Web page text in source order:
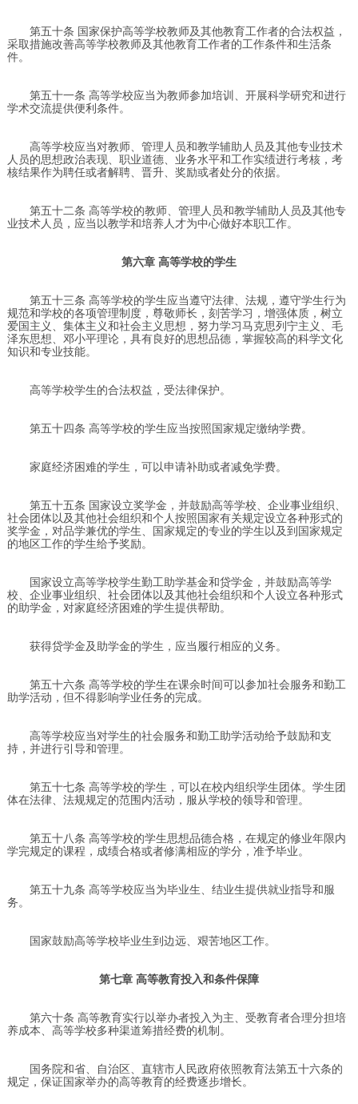
第五十条 国家保护高等学校教师及其他教育工作者的合法权益，
采取措施改善高等学校教师及其他教育工作者的工作条件和生活条
件。
第五十一条 高等学校应当为教师参加培训、开展科学研究和进行
学术交流提供便利条件。
高等学校应当对教师、管理人员和教学辅助人员及其他专业技术
人员的思想政治表现、职业道德、业务水平和工作实绩进行考核，考
核结果作为聘任或者解聘、晋升、奖励或者处分的依据。
第五十二条 高等学校的教师、管理人员和教学辅助人员及其他专
业技术人员，应当以教学和培养人才为中心做好本职工作。
第六章 高等学校的学生
第五十三条 高等学校的学生应当遵守法律、法规，遵守学生行为
规范和学校的各项管理制度，尊敬师长，刻苦学习，增强体质，树立
爱国主义、集体主义和社会主义思想，努力学习马克思列宁主义、毛
泽东思想、邓小平理论，具有良好的思想品德，掌握较高的科学文化
知识和专业技能。
高等学校学生的合法权益，受法律保护。
第五十四条 高等学校的学生应当按照国家规定缴纳学费。
家庭经济困难的学生，可以申请补助或者减免学费。
第五十五条 国家设立奖学金，并鼓励高等学校、企业事业组织、
社会团体以及其他社会组织和个人按照国家有关规定设立各种形式的
奖学金，对品学兼优的学生、国家规定的专业的学生以及到国家规定
的地区工作的学生给予奖励。
国家设立高等学校学生勤工助学基金和贷学金，并鼓励高等学
校、企业事业组织、社会团体以及其他社会组织和个人设立各种形式
的助学金，对家庭经济困难的学生提供帮助。
获得贷学金及助学金的学生，应当履行相应的义务。
第五十六条 高等学校的学生在课余时间可以参加社会服务和勤工
助学活动，但不得影响学业任务的完成。
高等学校应当对学生的社会服务和勤工助学活动给予鼓励和支
持，并进行引导和管理。
第五十七条 高等学校的学生，可以在校内组织学生团体。学生团
体在法律、法规规定的范围内活动，服从学校的领导和管理。
第五十八条 高等学校的学生思想品德合格，在规定的修业年限内
学完规定的课程，成绩合格或者修满相应的学分，准予毕业。
第五十九条 高等学校应当为毕业生、结业生提供就业指导和服
务。
国家鼓励高等学校毕业生到边远、艰苦地区工作。
第七章 高等教育投入和条件保障
第六十条 高等教育实行以举办者投入为主、受教育者合理分担培
养成本、高等学校多种渠道筹措经费的机制。
国务院和省、自治区、直辖市人民政府依照教育法第五十六条的
规定，保证国家举办的高等教育的经费逐步增长。